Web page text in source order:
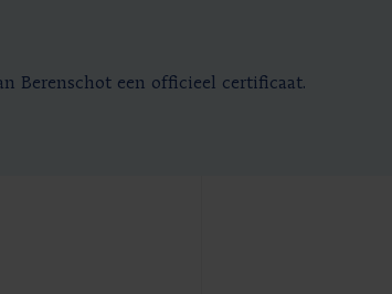
Berenschot een officieel certificaat.